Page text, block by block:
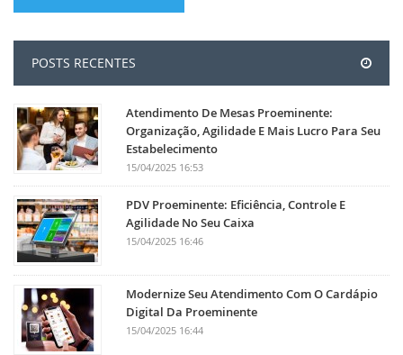
POSTS RECENTES
Atendimento De Mesas Proeminente:
Organização, Agilidade E Mais Lucro Para Seu
Estabelecimento
15/04/2025 16:53
PDV Proeminente: Eficiência, Controle E
Agilidade No Seu Caixa
15/04/2025 16:46
Modernize Seu Atendimento Com O Cardápio
Digital Da Proeminente
15/04/2025 16:44